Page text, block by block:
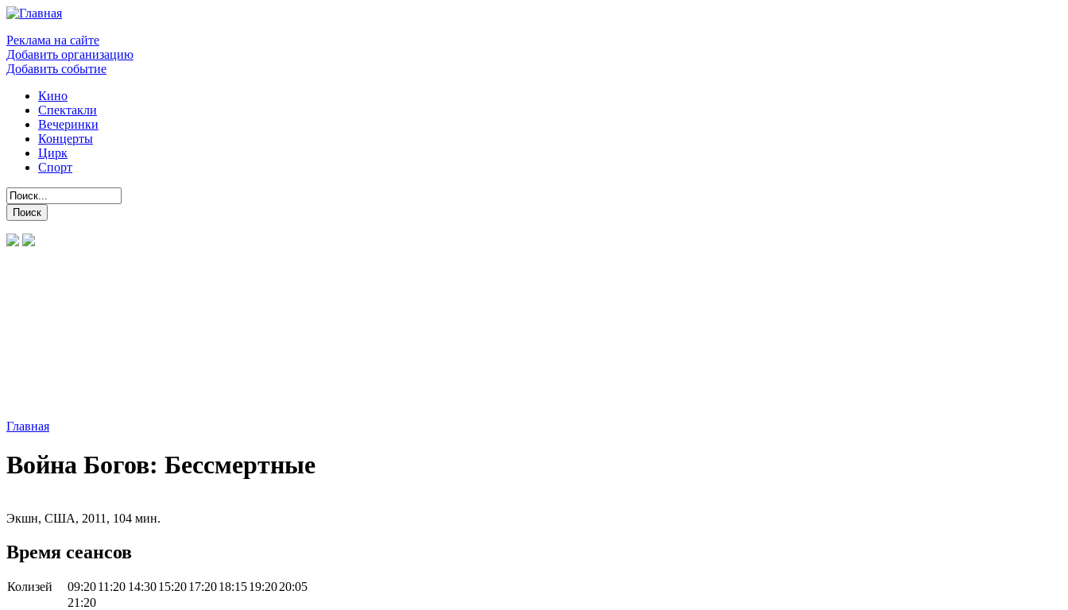
Реклама на сайте
Добавить организацию
Добавить событие
Кино
Спектакли
Вечеринки
Концерты
Цирк
Спорт
Главная
Война Богов: Бессмертные
Экшн, США, 2011, 104 мин.
Время сеансов
Колизей 09:2011:20 14:3015:2017:2018:1519:2020:05
21:20